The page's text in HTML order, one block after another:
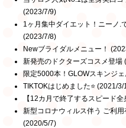
(2023/7/9)
1ヶ月集中ダイエット！ニーノ.
(2023/7/8)
Newブライダルメニュー！
新発売のドクターズコスメ登場
限定5000本！GLOWスキンジェ
TIKTOKはじめました⭐️ (2021/3/
【12カ月で終了するスピード全
新型コロナウィルス伴う ご利
(2020/5/7)